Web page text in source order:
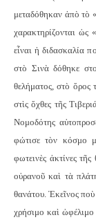
μεταδόθηκαν ἀπὸ
χαρακτηρίζονται ὡς
εἶναι ἡ διδασκαλία
στὸ Σινὰ δόθηκε
θελήματος, στὸ
στὶς ὄχθες τῆς
Νομοδότης
φώτισε τὸν κόσμο
φωτεινὲς ἀκτίνες
οὐρανοῦ καὶ τὰ
θανάτου. Ἐκεῖνος
χρήσιμο καὶ